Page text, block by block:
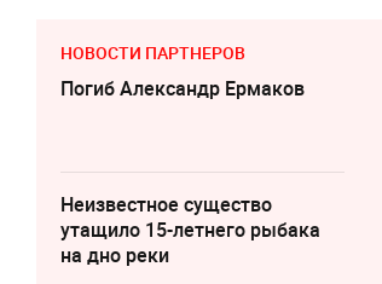
НОВОСТИ ПАРТНЕРОВ
Погиб Александр Ермаков
Неизвестное существо
утащило 15-летнего рыбака
на дно реки